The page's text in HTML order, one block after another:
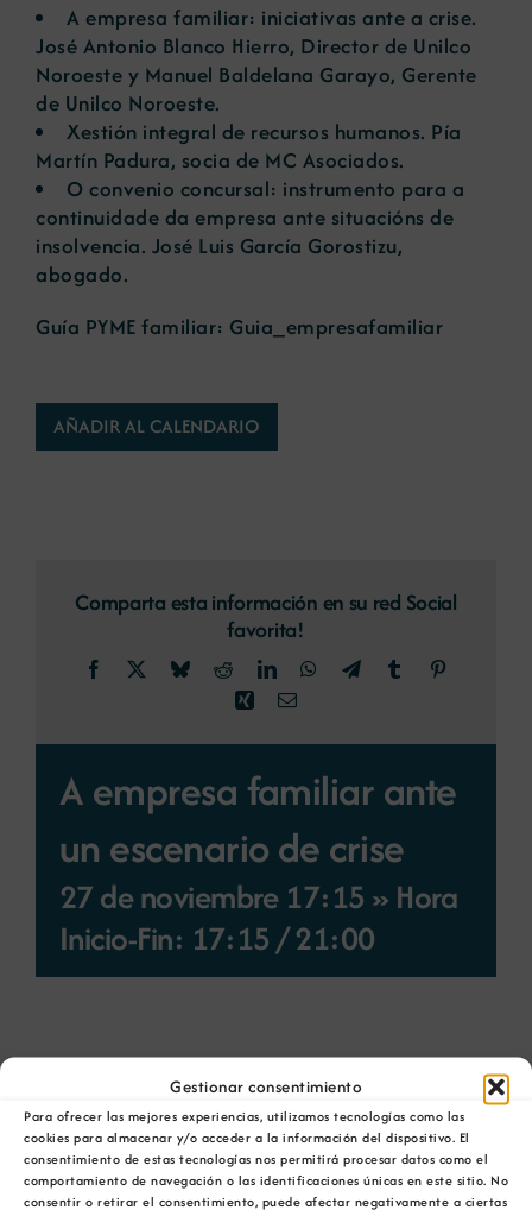
Gestionar consentimiento
Para ofrecer las mejores experiencias, utilizamos tecnologías como las
cookies para almacenar y/o acceder a la información del dispositivo. El
consentimiento de estas tecnologías nos permitirá procesar datos como el
comportamiento de navegación o las identificaciones únicas en este sitio. No
consentir o retirar el consentimiento, puede afectar negativamente a ciertas
A empresa familiar: iniciativas ante a crise.
José Antonio Blanco Hierro, Director de Unilco
Noroeste y Manuel Baldelana Garayo, Gerente
de Unilco Noroeste.
Xestión integral de recursos humanos. Pía
Martín Padura, socia de MC Asociados.
O convenio concursal: instrumento para a
continuidade da empresa ante situacións de
insolvencia. José Luis García Gorostizu,
abogado.
Guía PYME familiar: Guia_empresafamiliar
AÑADIR AL CALENDARIO
Comparta esta información en su red Social
favorita!
Facebook BlueskyRedditLinkedInWhatsApp
TelegramTumblr
XingCorreo
A empresa familiar ante
un escenario de crise
27 de noviembre 17:15 » Hora
Inicio-Fin: 17:15/21:00
Lugar:A Coruña
Sede:Hotel NH Atlantico